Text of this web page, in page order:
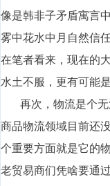
像是韩非子矛盾寓言
雾中花水中月自然信
在笔者看来，现在的
水土不服，更有可能
再次，物流是个无
商品物流领域目前还
个重要方面就是它的
老贸易商们凭啥要通